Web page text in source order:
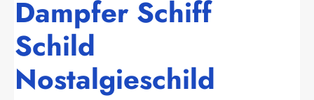
Dampfer Schiff
Schild
Nostalgieschild